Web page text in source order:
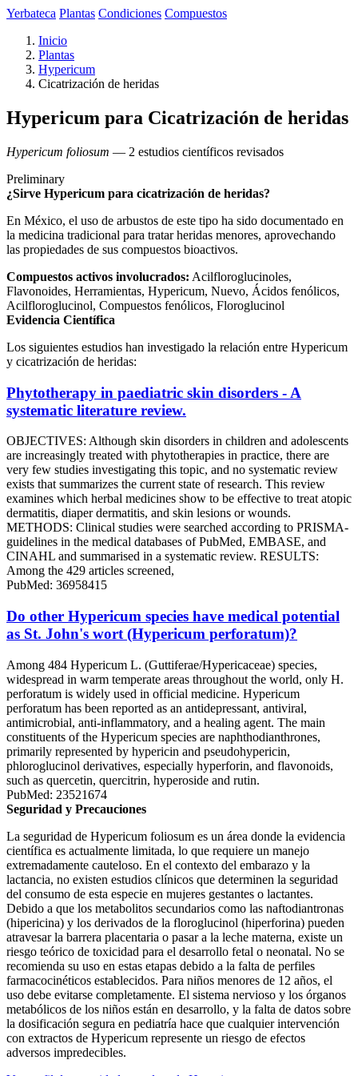
Yerbateca Plantas Condiciones Compuestos
Inicio
Plantas
Hypericum
Cicatrización de heridas
Hypericum para Cicatrización de heridas
Hypericum foliosum — 2 estudios científicos revisados
Preliminary
¿Sirve Hypericum para cicatrización de heridas?
En México, el uso de arbustos de este tipo ha sido documentado en
la medicina tradicional para tratar heridas menores, aprovechando
las propiedades de sus compuestos bioactivos.
Compuestos activos involucrados: Acilfloroglucinoles,
Flavonoides, Herramientas, Hypericum, Nuevo, Ácidos fenólicos,
Acilfloroglucinol, Compuestos fenólicos, Floroglucinol
Evidencia Científica
Los siguientes estudios han investigado la relación entre Hypericum
y cicatrización de heridas:
Phytotherapy in paediatric skin disorders - A
systematic literature review.
OBJECTIVES: Although skin disorders in children and adolescents
are increasingly treated with phytotherapies in practice, there are
very few studies investigating this topic, and no systematic review
exists that summarizes the current state of research. This review
examines which herbal medicines show to be effective to treat atopic
dermatitis, diaper dermatitis, and skin lesions or wounds.
METHODS: Clinical studies were searched according to PRISMA-
guidelines in the medical databases of PubMed, EMBASE, and
CINAHL and summarised in a systematic review. RESULTS:
Among the 429 articles screened,
PubMed: 36958415
Do other Hypericum species have medical potential
as St. John's wort (Hypericum perforatum)?
Among 484 Hypericum L. (Guttiferae/Hypericaceae) species,
widespread in warm temperate areas throughout the world, only H.
perforatum is widely used in official medicine. Hypericum
perforatum has been reported as an antidepressant, antiviral,
antimicrobial, anti-inflammatory, and a healing agent. The main
constituents of the Hypericum species are naphthodianthrones,
primarily represented by hypericin and pseudohypericin,
phloroglucinol derivatives, especially hyperforin, and flavonoids,
such as quercetin, quercitrin, hyperoside and rutin.
PubMed: 23521674
Seguridad y Precauciones
La seguridad de Hypericum foliosum es un área donde la evidencia
científica es actualmente limitada, lo que requiere un manejo
extremadamente cauteloso. En el contexto del embarazo y la
lactancia, no existen estudios clínicos que determinen la seguridad
del consumo de esta especie en mujeres gestantes o lactantes.
Debido a que los metabolitos secundarios como las naftodiantronas
(hipericina) y los derivados de la floroglucinol (hiperforina) pueden
atravesar la barrera placentaria o pasar a la leche materna, existe un
riesgo teórico de toxicidad para el desarrollo fetal o neonatal. No se
recomienda su uso en estas etapas debido a la falta de perfiles
farmacocinéticos establecidos. Para niños menores de 12 años, el
uso debe evitarse completamente. El sistema nervioso y los órganos
metabólicos de los niños están en desarrollo, y la falta de datos sobre
la dosificación segura en pediatría hace que cualquier intervención
con extractos de Hypericum represente un riesgo de efectos
adversos impredecibles.